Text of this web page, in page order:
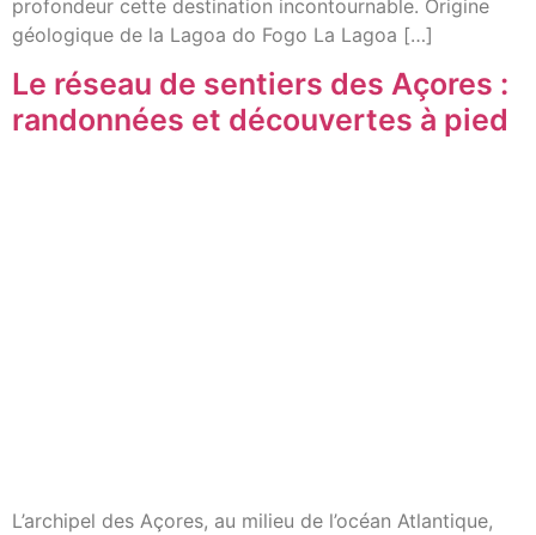
profondeur cette destination incontournable. Origine
géologique de la Lagoa do Fogo La Lagoa […]
Le réseau de sentiers des Açores :
randonnées et découvertes à pied
L’archipel des Açores, au milieu de l’océan Atlantique,